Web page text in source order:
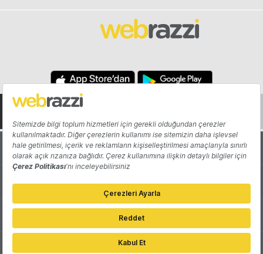
Hakkında Yazarlar
Katkıda Bulun Reklam